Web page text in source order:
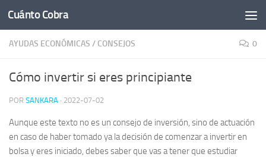
Saltar al contenido
Cuánto Cobra
AYUDAS ECONÓMICAS / CONSEJOS 0
Cómo invertir si eres principiante
POR SANKARA · 2022-07-02
Aunque este texto no es un consejo de inversión, sino de actuación
en caso de haber tomado ya la decisión de comenzar a invertir en
bolsa y eres iniciado, debes saber que vas a tener que estudiar